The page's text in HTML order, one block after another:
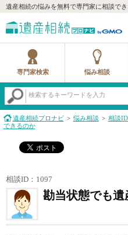
遺産相続の悩みを無料で専門家に相談でき
専門家検索 悩み相談
検索するキーワードを入力
遺産相続プロナビ 悩み相談
相談
できるのか
相談ID：1097
勘当状態でも